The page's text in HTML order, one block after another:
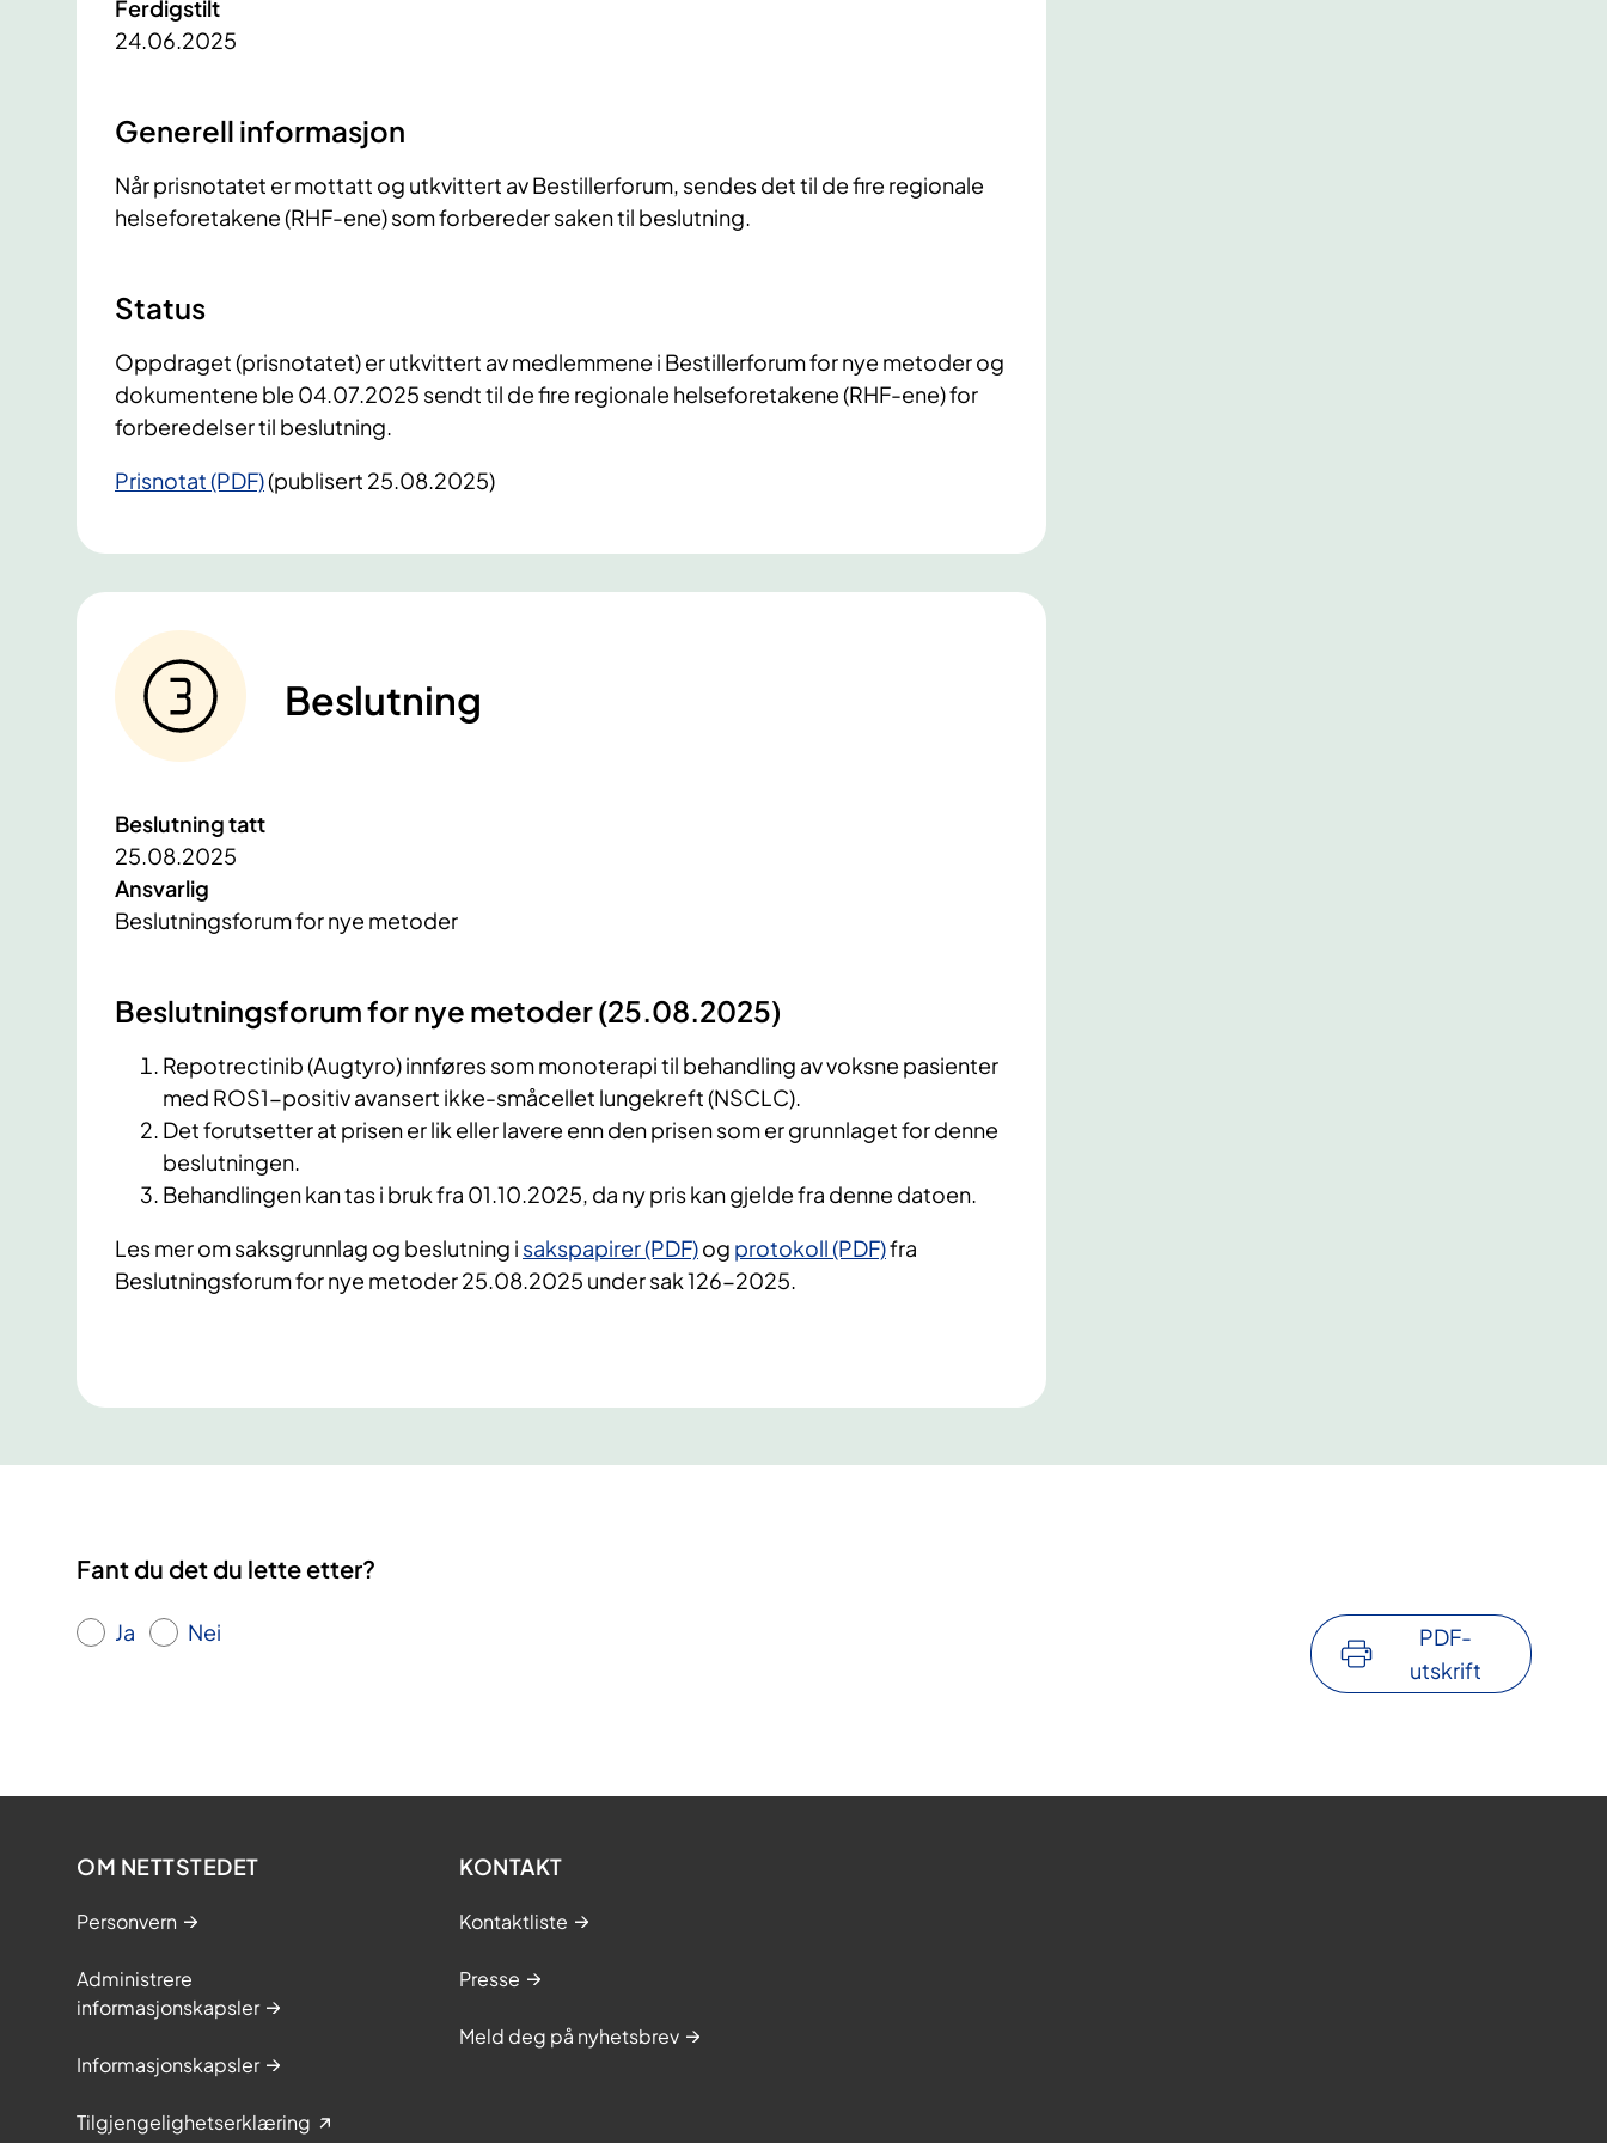
Ferdigstilt
24.06.2025
Generell informasjon
Når prisnotatet er mottatt og utkvittert av Bestillerforum, sendes det til de fire regionale
helseforetakene (RHF-ene) som forbereder saken til beslutning.
Status
Oppdraget (prisnotatet) er utkvittert av medlemmene i Bestillerforum for nye metoder og
dokumentene ble 04.07.2025 sendt til de fire regionale helseforetakene (RHF-ene) for
forberedelser til beslutning.
Prisnotat (PDF)(publisert 25.08.2025)
Beslutning
Beslutning tatt
25.08.2025
Ansvarlig
Beslutningsforum for nye metoder
Beslutningsforum for nye metoder (25.08.2025)
Repotrectinib (Augtyro) innføres som monoterapi til behandling av voksne pasienter
med ROS1-positiv avansert ikke-småcellet lungekreft (NSCLC).
Det forutsetter at prisen er lik eller lavere enn den prisen som er grunnlaget for denne
beslutningen.
Behandlingen kan tas i bruk fra 01.10.2025, da ny pris kan gjelde fra denne datoen.
Les mer om saksgrunnlag og beslutning i sakspapirer (PDF)og protokoll (PDF)fra
Beslutningsforum for nye metoder 25.08.2025 under sak 126-2025.
Fant du det du lette etter?
Ja Nei
PDF-
utskrift
OM NETTSTEDET
Personvern
Administrere
informasjonskapsler
Informasjonskapsler
Tilgjengelighetserklæring
KONTAKT
Kontaktliste
Presse
Meld deg på nyhetsbrev